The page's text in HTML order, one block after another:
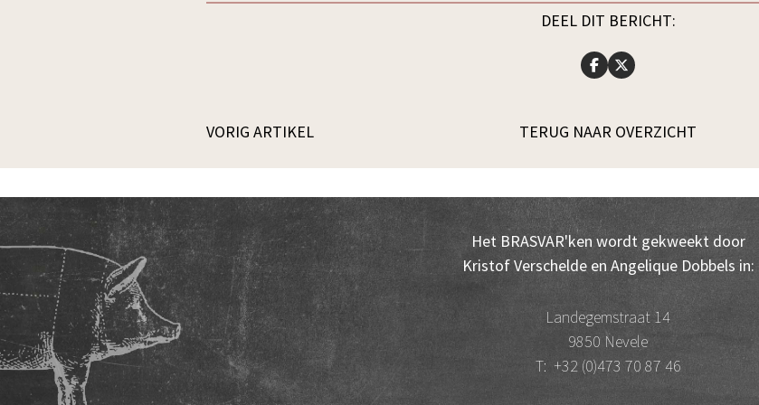
DEEL DIT BERICHT:
VORIG ARTIKEL TERUG NAAR OVERZICHT
Het BRASVAR'ken wordt gekweekt door
Kristof Verschelde en Angelique Dobbels in:
Landegemstraat 14
9850 Nevele
T: +32 (0)473 70 87 46